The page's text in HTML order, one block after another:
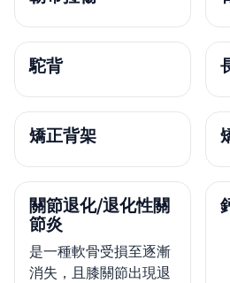
駝背
矯正背架
關節退化/退化性關
節炎
是一種軟骨受損至逐漸
消失，且膝關節出現退